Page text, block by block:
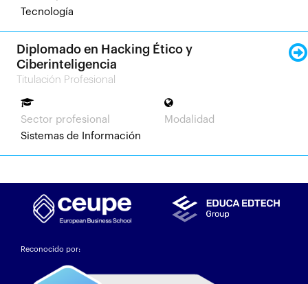
Tecnología
Diplomado en Hacking Ético y
Ciberinteligencia
Titulación Profesional
Sector profesional
Sistemas de Información
Modalidad
Reconocido por: